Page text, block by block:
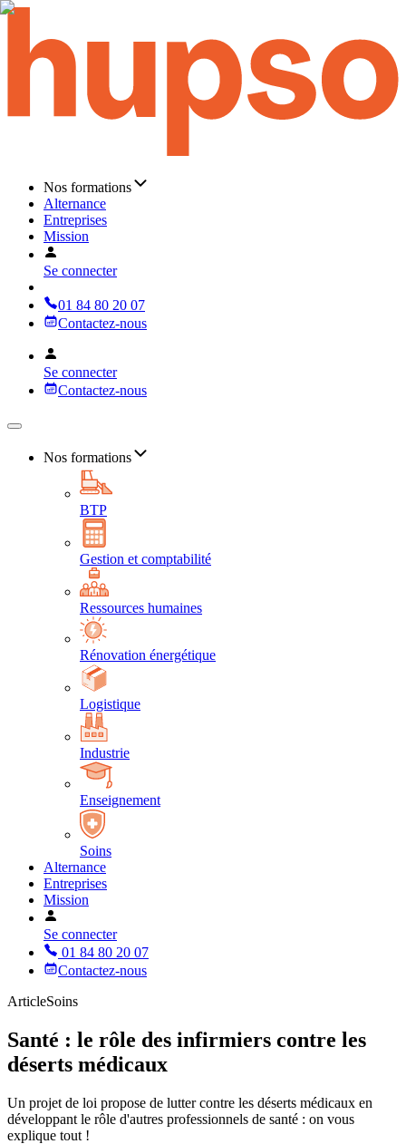
Nos formations
Alternance
Entreprises
Mission
Se connecter
01 84 80 20 07
Contactez-nous
Se connecter
Contactez-nous
Nos formations
BTP
Gestion et comptabilité
Ressources humaines
Rénovation énergétique
Logistique
Industrie
Enseignement
Soins
Alternance
Entreprises
Mission
Se connecter
01 84 80 20 07
Contactez-nous
ArticleSoins
Santé : le rôle des infirmiers contre les
déserts médicaux
Un projet de loi propose de lutter contre les déserts médicaux en
développant le rôle d'autres professionnels de santé : on vous
explique tout !